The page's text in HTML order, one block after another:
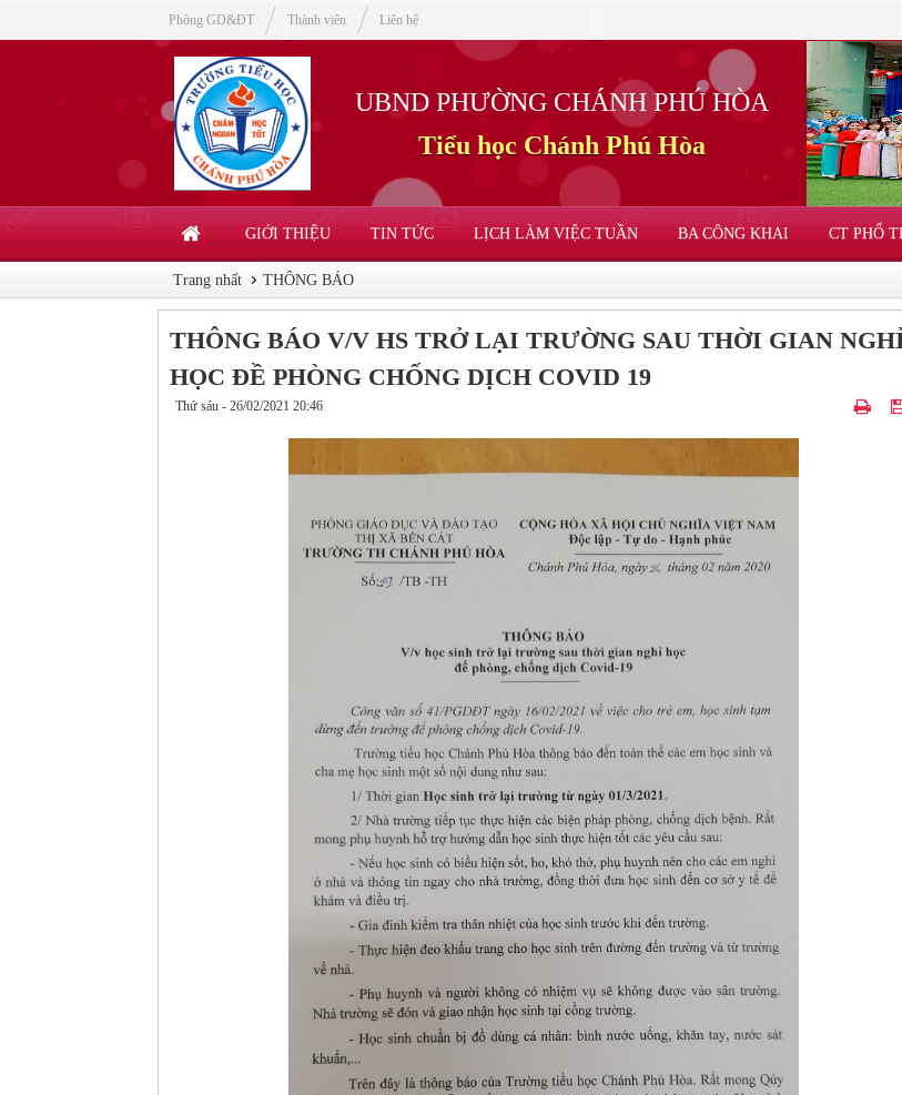
UBND PHƯỜNG CHÁNH PHÚ HÒA
Tiểu học Chánh Phú Hòa
GIỚI THIỆU TIN TỨC LỊCH LÀM VIỆC TUẦN BA CÔNG KHAI CT PHỔ
Phòng GD&ĐT Thành viên Liên hệ
Trang nhất THÔNG BÁO
THÔNG BÁO V/V HS TRỞ LẠI TRƯỜNG SAU THỜI GIAN
HỌC ĐỀ PHÒNG CHỐNG DỊCH COVID 19
Thứ sáu - 26/02/2021 20:46